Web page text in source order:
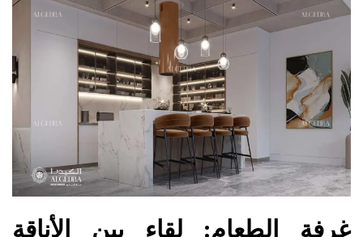
غرفة الطعام: لقاء بين الأناقة